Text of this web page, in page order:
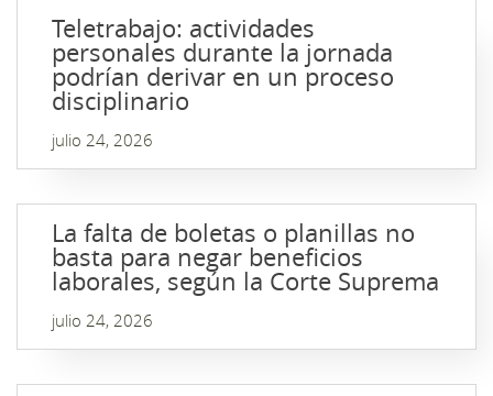
Teletrabajo: actividades
personales durante la jornada
podrían derivar en un proceso
disciplinario
julio 24, 2026
La falta de boletas o planillas no
basta para negar beneficios
laborales, según la Corte Suprema
julio 24, 2026